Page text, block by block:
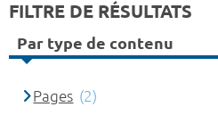
FILTRE DE RÉSULTATS
Par type de contenu
Pages (2)